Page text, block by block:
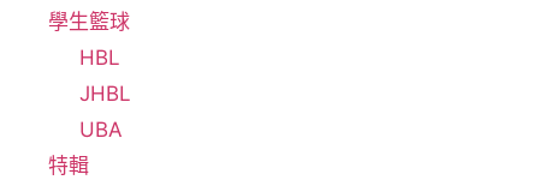
學生籃球
HBL
JHBL
UBA
特輯